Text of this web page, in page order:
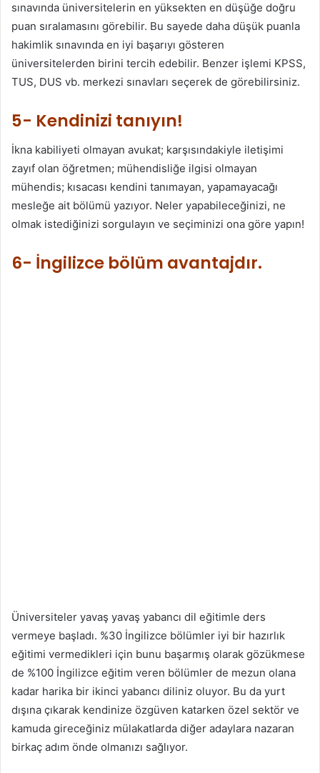
sınavında üniversitelerin en yüksekten en düşüğe doğru
puan sıralamasını görebilir. Bu sayede daha düşük puanla
hakimlik sınavında en iyi başarıyı gösteren
üniversitelerden birini tercih edebilir. Benzer işlemi KPSS,
TUS, DUS vb. merkezi sınavları seçerek de görebilirsiniz.
5- Kendinizi tanıyın!
İkna kabiliyeti olmayan avukat; karşısındakiyle iletişimi
zayıf olan öğretmen; mühendisliğe ilgisi olmayan
mühendis; kısacası kendini tanımayan, yapamayacağı
mesleğe ait bölümü yazıyor. Neler yapabileceğinizi, ne
olmak istediğinizi sorgulayın ve seçiminizi ona göre yapın!
6- İngilizce bölüm avantajdır.
Üniversiteler yavaş yavaş yabancı dil eğitimle ders
vermeye başladı. %30 İngilizce bölümler iyi bir hazırlık
eğitimi vermedikleri için bunu başarmış olarak gözükmese
de %100 İngilizce eğitim veren bölümler de mezun olana
kadar harika bir ikinci yabancı diliniz oluyor. Bu da yurt
dışına çıkarak kendinize özgüven katarken özel sektör ve
kamuda gireceğiniz mülakatlarda diğer adaylara nazaran
birkaç adım önde olmanızı sağlıyor.